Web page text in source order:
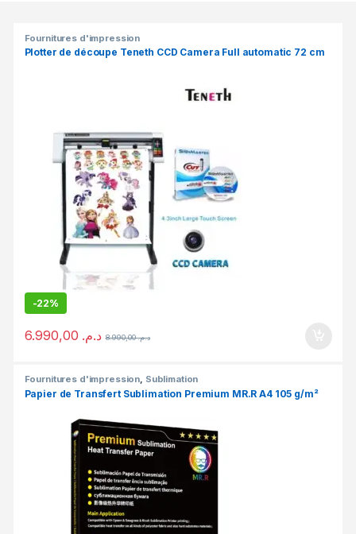
Products Grid
Fournitures d'impression
Plotter de découpe Teneth CCD Camera Full automatic 72 cm
-22%
د.م. د.م.8.990,00
Fournitures d'impression, Sublimation
Papier de Transfert Sublimation Premium MR.R A4 105 g/m²